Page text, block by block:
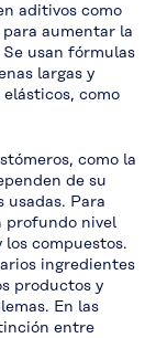
aditivos como
aumentar la
usan fórmulas
largas y
como
como la
de su
usadas. Para
profundo nivel
compuestos.
ingredientes
productos y
En las
entre